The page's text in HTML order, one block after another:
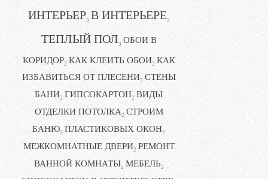
ИНТЕРЬЕР3 В ИНТЕРЬЕРЕ3
ТЕПЛЫЙ ПОЛ3 ОБОИ В
КОРИДОР2 КАК КЛЕИТЬ ОБОИ2 КАК
ИЗБАВИТЬСЯ ОТ ПЛЕСЕНИ2 СТЕНЫ
БАНИ2 ГИПСОКАРТОН2 ВИДЫ
ОТДЕЛКИ ПОТОЛКА2 СТРОИМ
БАНЮ2 ПЛАСТИКОВЫХ ОКОН2
МЕЖКОМНАТНЫЕ ДВЕРИ2 РЕМОНТ
ВАННОЙ КОМНАТЫ2 МЕБЕЛЬ2